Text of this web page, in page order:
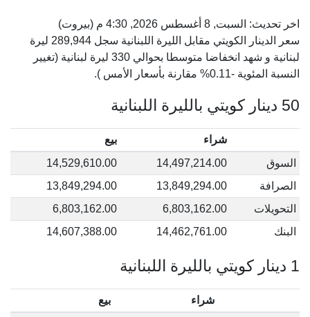
اخر تحديث: السبت, 8 أغسطس 2026, 4:30 م
(بيروت)
سعر الدينار الكويتي مقابل الليرة اللبنانية سجل 289,944 ليرة
لبنانية و شهد انخفاضا متوسطا بحوالي 330 ليرة لبنانية (تغيير
النسبة المئوية -0.11% مقارنة بأسعار الأمس ).
50 دينار كويتي بالليرة اللبنانية
شراء
بيع
السوق
14,497,214.00
14,529,610.00
الصرافة
13,849,294.00
13,849,294.00
التحويلات
6,803,162.00
6,803,162.00
البنك
14,462,761.00
14,607,388.00
1 دينار كويتي بالليرة اللبنانية
شراء
بيع